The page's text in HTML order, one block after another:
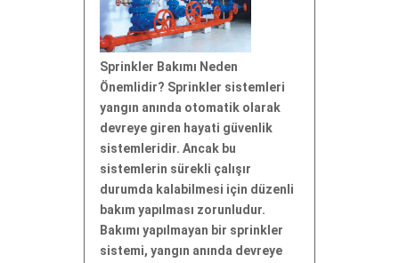
Sprinkler Bakımı Neden
Önemlidir? Sprinkler sistemleri
yangın anında otomatik olarak
devreye giren hayati güvenlik
sistemleridir. Ancak bu
sistemlerin sürekli çalışır
durumda kalabilmesi için düzenli
bakım yapılması zorunludur.
Bakımı yapılmayan bir sprinkler
sistemi, yangın anında devreye